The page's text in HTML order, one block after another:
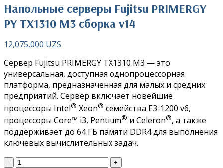
Напольные серверы Fujitsu PRIMERGY
PY TX1310 M3 сборка v14
12,075,000 UZS
Сервер Fujitsu PRIMERGY TX1310 M3 — это
универсальная, доступная однопроцессорная
платформа, предназначенная для малых и средних
предприятий. Сервер включает новейшие
процессоры Intel® Xeon® семейства E3-1200 v6,
процессоры Core™ i3, Pentium® и Celeron®, а также
поддерживает до 64 ГБ памяти DDR4 для выполнения
ключевых вычислительных задач.